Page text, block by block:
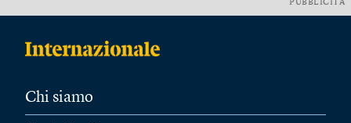
PUBBLICITÀ
Chi siamo